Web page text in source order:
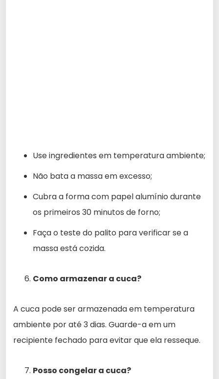
Use ingredientes em temperatura ambiente;
Não bata a massa em excesso;
Cubra a forma com papel alumínio durante
os primeiros 30 minutos de forno;
Faça o teste do palito para verificar se a
massa está cozida.
Como armazenar a cuca?
A cuca pode ser armazenada em temperatura
ambiente por até 3 dias. Guarde-a em um
recipiente fechado para evitar que ela resseque.
Posso congelar a cuca?